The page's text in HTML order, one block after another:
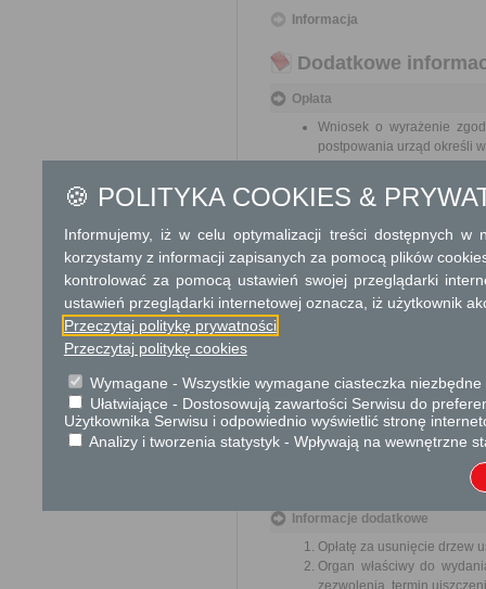
Informacja
Dodatkowe
Opłata
Wniosek o wyrażenie
postpowania urząd określi
jego odpisu, wypisu lub
Tryb odwoławczy
Odwołanie wnosi się do
pośrednictwem organu, który
nadania w polskiej placówce
Przedmiotem skargi może
pracowników, naruszenie
spraw. Przedmiotem
usprawnienie pracy i
Organ właściwy dla
Informacje dodatkowe
Opłatę za usunięcie drzew
Organ właściwy do
zezwolenia, termin
🍪 POLITYKA COOKIES &
Informujemy, iż w celu optymalizacji treści dostępnych w
korzystamy z informacji zapisanych za pomocą plików
kontrolować za pomocą ustawień swojej przeglądarki
ustawień przeglądarki internetowej oznacza, iż użytkownik
Przeczytaj politykę prywatności
Przeczytaj politykę cookies
Wymagane - Wszystkie wymagane ciasteczka
Ułatwiające - Dostosowują zawartości Serwisu do
Użytkownika Serwisu i odpowiednio wyświetlić stronę
Analizy i tworzenia statystyk - Wpływają na wewnętrzne